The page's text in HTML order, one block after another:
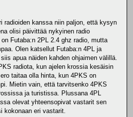
radioiden kanssa niin paljon, että kysyn
olisi päivittää nykyinen radio
Futaba:n 2PL 2.4 ghz radio, mutta
Olen katsellut Futaba:n 4PL ja
apua näiden kahden ohjaimen välillä.
radiota, kun ajelen krossia kesäisin
taitaa olla hinta, kun 4PKS on
Mietin vain, että tarvitsenko 4PKS
ja turistissa. Plussana 4PL
olevat yhteensopivat vastarit sen
kokonaan eri vastarit.